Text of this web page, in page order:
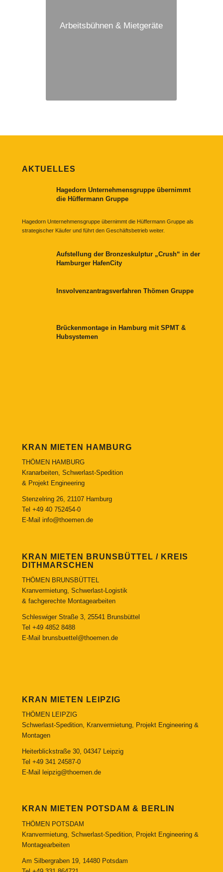
Arbeitsbühnen & Mietgeräte
AKTUELLES
Hagedorn Unternehmensgruppe übernimmt
die Hüffermann Gruppe
Hagedorn Unternehmensgruppe übernimmt die Hüffermann Gruppe als
strategischer Käufer und führt den Geschäftsbetrieb weiter.
Aufstellung der Bronzeskulptur „Crush“ in der
Hamburger HafenCity
Insvolvenzantragsverfahren Thömen Gruppe
Brückenmontage in Hamburg mit SPMT &
Hubsystemen
KRAN MIETEN HAMBURG
THÖMEN HAMBURG
Kranarbeiten, Schwerlast-Spedition
& Projekt Engineering
Stenzelring 26, 21107 Hamburg
Tel +49 40 752454-0
E-Mail info@thoemen.de
KRAN MIETEN BRUNSBÜTTEL / KREIS
DITHMARSCHEN
THÖMEN BRUNSBÜTTEL
Kranvermietung, Schwerlast-Logistik
& fachgerechte Montagearbeiten
Schleswiger Straße 3, 25541 Brunsbüttel
Tel +49 4852 8488
E-Mail
brunsbuettel@thoemen.de
KRAN MIETEN LEIPZIG
THÖMEN LEIPZIG
Schwerlast-Spedition, Kranvermietung, Projekt Engineering &
Montagen
Heiterblickstraße 30, 04347 Leipzig
Tel +49 341 24587-0
E-Mail
leipzig@thoemen.de
KRAN MIETEN POTSDAM & BERLIN
THÖMEN POTSDAM
Kranvermietung, Schwerlast-Spedition, Projekt Engineering &
Montagearbeiten
Am Silbergraben 19, 14480 Potsdam